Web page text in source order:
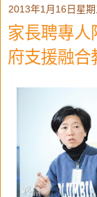
2013年1月16日星期
家長聘專人
府支援融合